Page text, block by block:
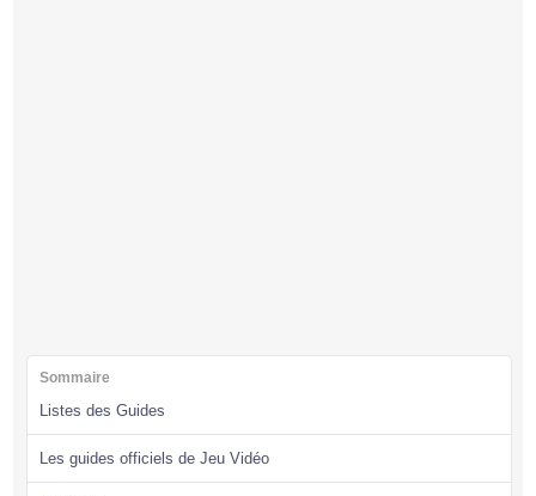
Sommaire
Listes des Guides
Les guides officiels de Jeu Vidéo